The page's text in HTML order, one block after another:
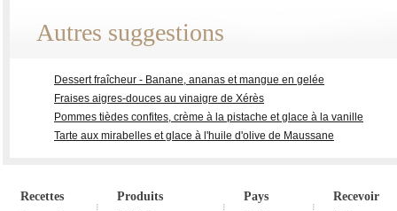
Autres suggestions
Dessert fraîcheur - Banane, ananas et mangue en gelée
Fraises aigres-douces au vinaigre de Xérès
Pommes tièdes confites, crème à la pistache et glace à la vanille
Tarte aux mirabelles et glace à l'huile d'olive de Maussane
Recettes Produits Pays Recevoir